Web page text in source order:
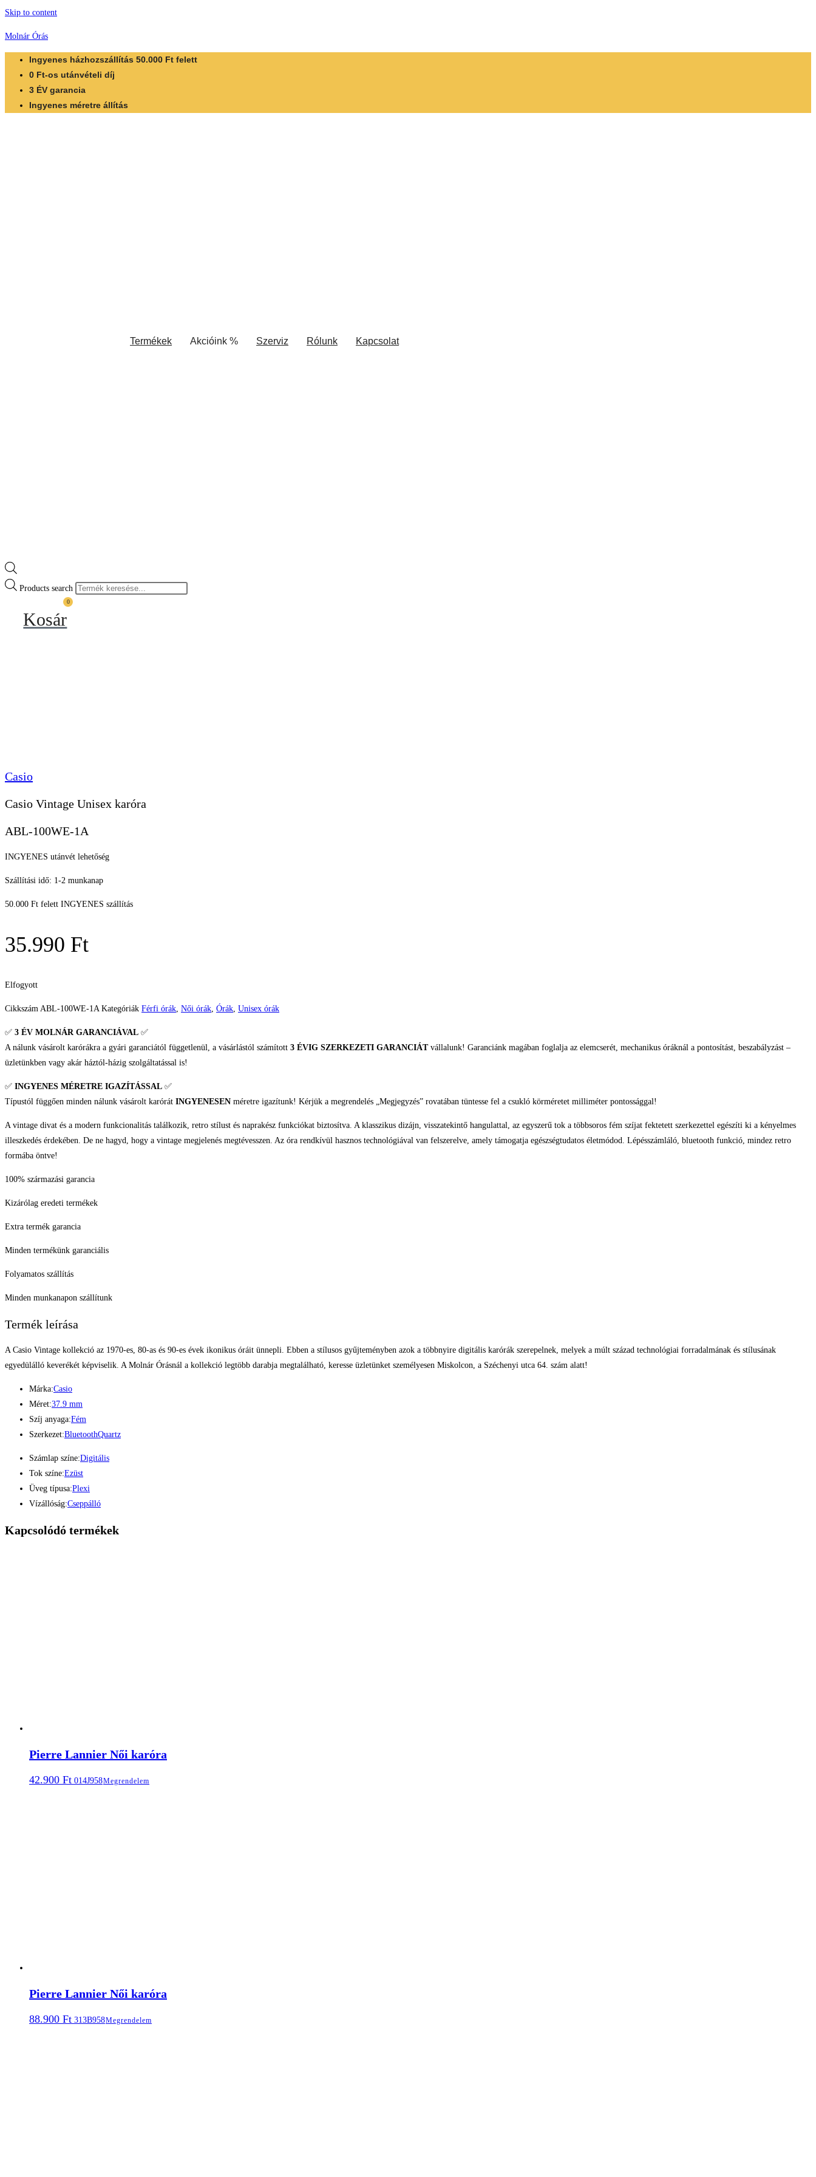
Skip to content
Molnár Órás
Ingyenes házhozszállítás 50.000 Ft felett
0 Ft-os utánvételi díj
3 ÉV garancia
Ingyenes méretre állítás
Termékek Akcióink % Szerviz Rólunk Kapcsolat
Products search
0
Kosár
Casio
Casio Vintage Unisex karóra
ABL-100WE-1A
INGYENES utánvét lehetőség
Szállítási idő: 1-2 munkanap
50.000 Ft felett INGYENES szállítás
35.990 Ft
Elfogyott
Cikkszám ABL-100WE-1A Kategóriák Férfi órák, Női órák, Órák, Unisex órák
✅ 3 ÉV MOLNÁR GARANCIÁVAL ✅
A nálunk vásárolt karórákra a gyári garanciától függetlenül, a vásárlástól számított 3 ÉVIG SZERKEZETI GARANCIÁTvállalunk! Garanciánk magában foglalja az elemcserét, mechanikus óráknál a pontosítást, beszabályzást –
üzletünkben vagy akár háztól-házig szolgáltatással is!
✅ INGYENES MÉRETRE IGAZÍTÁSSAL ✅
Típustól függően minden nálunk vásárolt karórát INGYENESEN méretre igazítunk! Kérjük a megrendelés „Megjegyzés” rovatában tüntesse fel a csukló körméretet milliméter pontossággal!
A vintage divat és a modern funkcionalitás találkozik, retro stílust és naprakész funkciókat biztosítva. A klasszikus dizájn, visszatekintő hangulattal, az egyszerű tok a többsoros fém szíjat fektetett szerkezettel egészíti ki a kényelmes
illeszkedés érdekében. De ne hagyd, hogy a vintage megjelenés megtévesszen. Az óra rendkívül hasznos technológiával van felszerelve, amely támogatja egészségtudatos életmódod. Lépésszámláló, bluetooth funkció, mindez retro
formába öntve!
100% származási garancia
Kizárólag eredeti termékek
Extra termék garancia
Minden termékünk garanciális
Folyamatos szállítás
Minden munkanapon szállítunk
Termék leírása
A Casio Vintage kollekció az 1970-es, 80-as és 90-es évek ikonikus óráit ünnepli. Ebben a stílusos gyűjteményben azok a többnyire digitális karórák szerepelnek, melyek a múlt század technológiai forradalmának és stílusának
egyedülálló keverékét képviselik. A Molnár Órásnál a kollekció legtöbb darabja megtalálható, keresse üzletünket személyesen Miskolcon, a Széchenyi utca 64. szám alatt!
Márka:Casio
Méret:37.9 mm
Szíj anyaga:Fém
Szerkezet:BluetoothQuartz
Számlap színe:Digitális
Tok színe:Ezüst
Üveg típusa:Plexi
Vízállóság:Cseppálló
Kapcsolódó termékek
Pierre Lannier Női karóra
42.900 Ft 014J958Megrendelem
Pierre Lannier Női karóra
88.900 Ft 313B958Megrendelem